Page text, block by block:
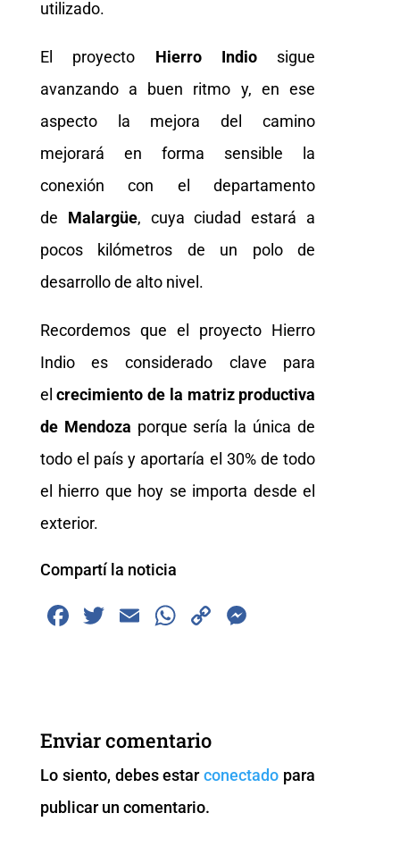
utilizado.
El proyecto Hierro Indiosigue
avanzando a buen ritmo y, en ese
aspecto la mejora del camino
mejorará en forma sensible la
conexión con el departamento
de Malargüe, cuya ciudad estará a
pocos kilómetros de un polo de
desarrollo de alto nivel.
Recordemos que el proyecto Hierro
Indio es considerado clave para
elcrecimiento de la matriz productiva
de Mendoza porque sería la única de
todo el país y aportaría el 30% de todo
el hierro que hoy se importa desde el
exterior.
Compartí la noticia
F
b
o
o
k
T
E
W
A
p
p
C
k
er
Enviar comentario
Lo siento, debes estarconectado para
publicar un comentario.